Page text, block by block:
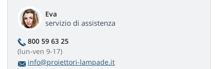
Eva
servizio di assistenza
800 59 63 25
(lun-ven 9-17)
info@proiettori-lampade.it